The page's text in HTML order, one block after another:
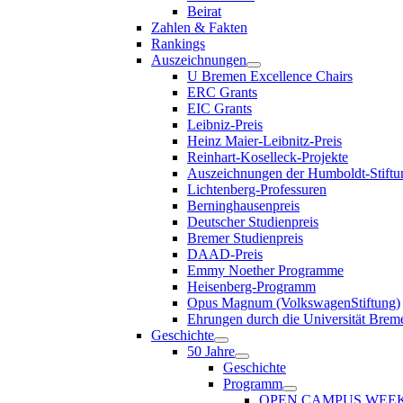
Beirat
Zahlen & Fakten
Rankings
Auszeichnungen
U Bremen Excellence Chairs
ERC Grants
EIC Grants
Leibniz-Preis
Heinz Maier-Leibnitz-Preis
Reinhart-Koselleck-Projekte
Auszeichnungen der Humboldt-
Lichtenberg-Professuren
Berninghausenpreis
Deutscher Studienpreis
Bremer Studienpreis
DAAD-Preis
Emmy Noether Programme
Heisenberg-Programm
Opus Magnum (VolkswagenStiftung)
Ehrungen durch die Universität
Geschichte
50 Jahre
Geschichte
Programm
OPEN CAMPUS